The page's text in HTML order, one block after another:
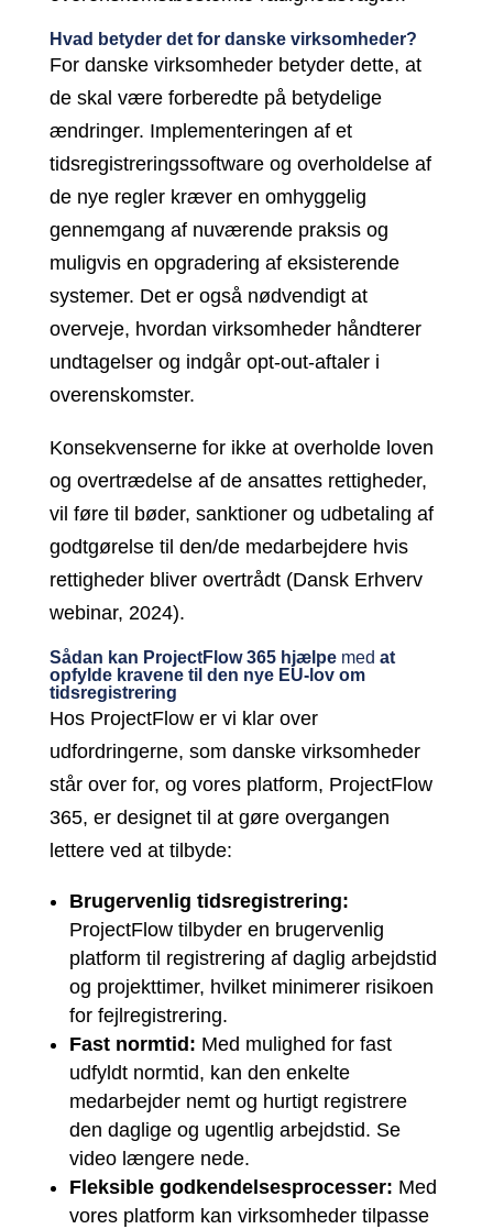
Hvad betyder det for danske virksomheder?
For danske virksomheder betyder dette, at
de skal være forberedte på betydelige
ændringer. Implementeringen af et
tidsregistreringssoftware og overholdelse af
de nye regler kræver en omhyggelig
gennemgang af nuværende praksis og
muligvis en opgradering af eksisterende
systemer. Det er også nødvendigt at
overveje, hvordan virksomheder håndterer
undtagelser og indgår opt-out-aftaler i
overenskomster.
Konsekvenserne for ikke at overholde loven
og overtrædelse af de ansattes rettigheder,
vil føre til bøder, sanktioner og udbetaling af
godtgørelse til den/de medarbejdere hvis
rettigheder bliver overtrådt (Dansk Erhverv
webinar, 2024).
Sådan kan ProjectFlow 365 hjælpemed at
opfylde kravene til den nye EU-lov om
tidsregistrering
Hos ProjectFlow er vi klar over
udfordringerne, som danske virksomheder
står over for, og vores platform, ProjectFlow
365, er designet til at gøre overgangen
lettere ved at tilbyde:
Brugervenlig tidsregistrering:
ProjectFlow tilbyder en brugervenlig
platform til registrering af daglig arbejdstid
og projekttimer, hvilket minimerer risikoen
for fejlregistrering.
Fast normtid: Med mulighed for fast
udfyldt normtid, kan den enkelte
medarbejder nemt og hurtigt registrere
den daglige og ugentlig arbejdstid. Se
video længere nede.
Fleksible godkendelsesprocesser: Med
vores platform kan virksomheder tilpasse